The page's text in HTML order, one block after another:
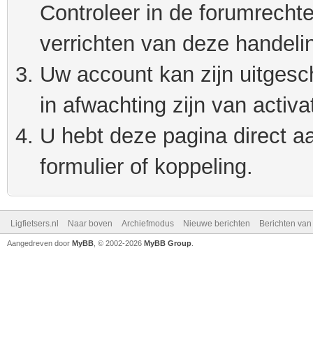
Controleer in de
verrichten van deze
Uw account kan zijn
in afwachting zijn van
U hebt deze pagina direct
formulier of koppeling.
Ligfietsers.nl Naar boven Archiefmodus Nieuwe berichten Berichten
Aangedreven door MyBB , © 2002-2026 MyBB Group